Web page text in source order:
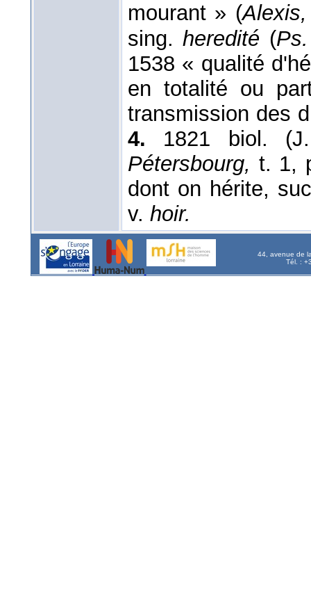
mourant » (
sing.heredité (
1538 « qualité
en totalité ou
transmission des
4. 1821 biol.
Pétersbourg, t. 1,
dont on hérite,
v. hoir.
44, avenue de
Tél. :